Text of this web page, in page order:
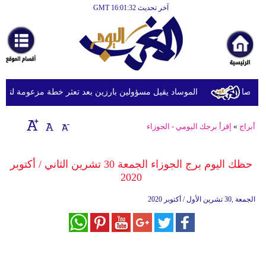
آخر تحديث GMT 16:01:32
أخبارعاجلة
رياضة
ثقافة
إقتصاد
وموسيقى
الموساد يقيل مسؤولين بارزين بعد تعثر خطة مزعومة لتغيير
أبراج » إقرأ برجك اليومي - الجوزاء
حظك اليوم برج الجوزاء الجمعة 30 تشرين الثاني / أكتوبر
2020
الجمعة ,30 تشرين الأول / أكتوبر 2020